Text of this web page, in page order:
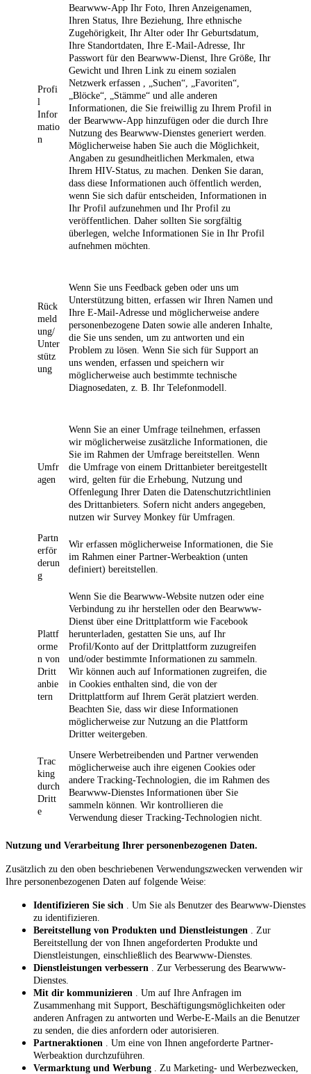
Profi
l
Infor
matio
n
Bearwww-App Ihr Foto, Ihren Anzeigenamen,
Ihren Status, Ihre Beziehung, Ihre ethnische
Zugehörigkeit, Ihr Alter oder Ihr Geburtsdatum,
Ihre Standortdaten, Ihre E-Mail-Adresse, Ihr
Passwort für den Bearwww-Dienst, Ihre Größe, Ihr
Gewicht und Ihren Link zu einem sozialen
Netzwerk erfassen , „Suchen“, „Favoriten“,
„Blöcke“, „Stämme“ und alle anderen
Informationen, die Sie freiwillig zu Ihrem Profil in
der Bearwww-App hinzufügen oder die durch Ihre
Nutzung des Bearwww-Dienstes generiert werden.
Möglicherweise haben Sie auch die Möglichkeit,
Angaben zu gesundheitlichen Merkmalen, etwa
Ihrem HIV-Status, zu machen. Denken Sie daran,
dass diese Informationen auch öffentlich werden,
wenn Sie sich dafür entscheiden, Informationen in
Ihr Profil aufzunehmen und Ihr Profil zu
veröffentlichen. Daher sollten Sie sorgfältig
überlegen, welche Informationen Sie in Ihr Profil
aufnehmen möchten.
Rück
meld
ung/
Unter
stütz
ung
Wenn Sie uns Feedback geben oder uns um
Unterstützung bitten, erfassen wir Ihren Namen und
Ihre E-Mail-Adresse und möglicherweise andere
personenbezogene Daten sowie alle anderen Inhalte,
die Sie uns senden, um zu antworten und ein
Problem zu lösen. Wenn Sie sich für Support an
uns wenden, erfassen und speichern wir
möglicherweise auch bestimmte technische
Diagnosedaten, z. B. Ihr Telefonmodell.
Umfr
agen
Wenn Sie an einer Umfrage teilnehmen, erfassen
wir möglicherweise zusätzliche Informationen, die
Sie im Rahmen der Umfrage bereitstellen. Wenn
die Umfrage von einem Drittanbieter bereitgestellt
wird, gelten für die Erhebung, Nutzung und
Offenlegung Ihrer Daten die Datenschutzrichtlinien
des Drittanbieters. Sofern nicht anders angegeben,
nutzen wir Survey Monkey für Umfragen.
Partn
erför
derun
g
Wir erfassen möglicherweise Informationen, die Sie
im Rahmen einer Partner-Werbeaktion (unten
definiert) bereitstellen.
Plattf
orme
n von
Dritt
anbie
tern
Wenn Sie die Bearwww-Website nutzen oder eine
Verbindung zu ihr herstellen oder den Bearwww-
Dienst über eine Drittplattform wie Facebook
herunterladen, gestatten Sie uns, auf Ihr
Profil/Konto auf der Drittplattform zuzugreifen
und/oder bestimmte Informationen zu sammeln.
Wir können auch auf Informationen zugreifen, die
in Cookies enthalten sind, die von der
Drittplattform auf Ihrem Gerät platziert werden.
Beachten Sie, dass wir diese Informationen
möglicherweise zur Nutzung an die Plattform
Dritter weitergeben.
Trac
king
durch
Dritt
e
Unsere Werbetreibenden und Partner verwenden
möglicherweise auch ihre eigenen Cookies oder
andere Tracking-Technologien, die im Rahmen des
Bearwww-Dienstes Informationen über Sie
sammeln können. Wir kontrollieren die
Verwendung dieser Tracking-Technologien nicht.
Nutzung und Verarbeitung Ihrer personenbezogenen Daten.
Zusätzlich zu den oben beschriebenen Verwendungszwecken verwenden wir
Ihre personenbezogenen Daten auf folgende Weise:
Identifizieren Sie sich . Um Sie als Benutzer des Bearwww-Dienstes
zu identifizieren.
Bereitstellung von Produkten und Dienstleistungen . Zur
Bereitstellung der von Ihnen angeforderten Produkte und
Dienstleistungen, einschließlich des Bearwww-Dienstes.
Dienstleistungen verbessern . Zur Verbesserung des Bearwww-
Dienstes.
Mit dir kommunizieren . Um auf Ihre Anfragen im
Zusammenhang mit Support, Beschäftigungsmöglichkeiten oder
anderen Anfragen zu antworten und Werbe-E-Mails an die Benutzer
zu senden, die dies anfordern oder autorisieren.
Partneraktionen . Um eine von Ihnen angeforderte Partner-
Werbeaktion durchzuführen.
Vermarktung und Werbung . Zu Marketing- und Werbezwecken,